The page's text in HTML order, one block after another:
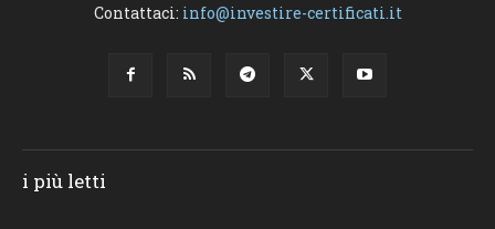
Contattaci: info@investire-certificati.it
i più letti